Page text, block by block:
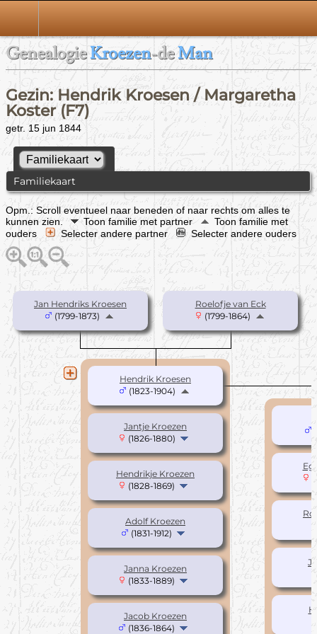
GenealogieKroezen-deMan
Gezin: Hendrik Kroesen / Margaretha
Koster (F7)
getr. 15 jun 1844
Familiekaart
Opm.: Scroll eventueel naar beneden of naar rechts om alles te
kunnen zien.
Toon familie met partner
Toon familie met
ouders
Selecter andere partner Selecter andere ouders
Jan Hendriks Kroesen
(1799-1873)
Roelofje van Eck
(1799-1864)
Jantje Kroezen
(1826-1880)
Hendrikje Kroezen
(1828-1869)
Adolf Kroezen
(1831-1912)
Janna Kroezen
(1833-1889)
Jacob Kroezen
(1836-1864)
Hendrik Kroesen
(1823-1904)